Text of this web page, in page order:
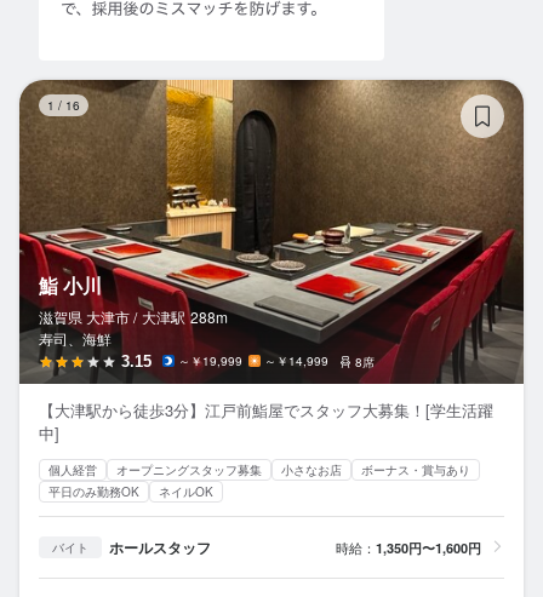
1 / 16
鮨 小川
滋賀県 大津市 / 大津駅 288m
寿司、海鮮
3.15 ～￥19,999 ～￥14,999 8席
【大津駅から徒歩3分】江戸前鮨屋でスタッフ大募集！[学生活躍
中]
個人経営 オープニングスタッフ募集 小さなお店
ボーナス・賞与あり
平日のみ勤務OK
ネイルOK
バイト ホールスタッフ 時給： 1,350円〜1,600円